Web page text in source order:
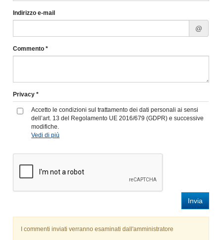
Indirizzo e-mail
@
Commento *
Privacy *
Accetto le condizioni sul trattamento dei dati personali ai sensi
dell’art. 13 del Regolamento UE 2016/679 (GDPR) e successive
modifiche.
Vedi di più
Invia
I commenti inviati verranno esaminati dall'amministratore